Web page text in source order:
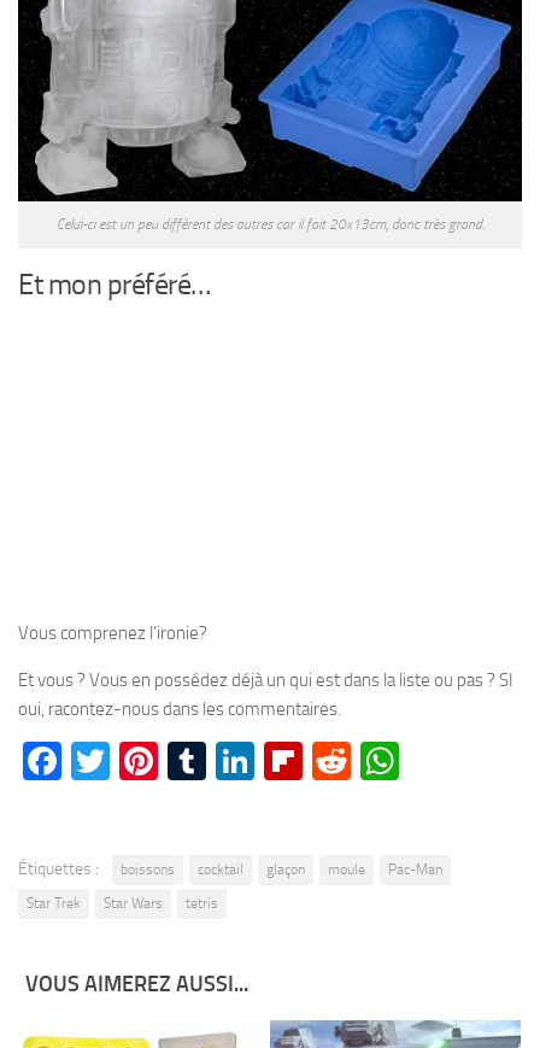
Celui-ci est un peu différent des autres car il fait 20x13cm, donc très grand.
Et mon préféré…
Vous comprenez l’ironie?
Et vous ? Vous en possédez déjà un qui est dans la liste ou pas ? SI
oui, racontez-nous dans les commentaires.
Facebook
TwitterPinterest
TumblrLinkedIn
Flipboard
Reddit
Étiquettes : boissons cocktail glaçon moule
Pac-Man
Star Trek
Star Wars tetris
VOUS AIMEREZ AUSSI...